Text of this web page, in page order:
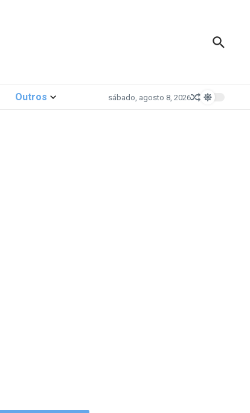
Outros sábado, agosto 8, 2026